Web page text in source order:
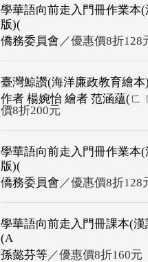
學華語向前走入門冊作業本
版)(
僑務委員會 ／優惠價8折128
臺灣鯨讚(海洋廉政教育繪本)
作者 楊婉怡 繪者 范涵蘊(ㄈ
價8折200元
學華語向前走入門冊作業本
版)(
僑務委員會 ／優惠價8折128
學華語向前走入門冊課本(
(A
孫懿芬等／優惠價8折160元